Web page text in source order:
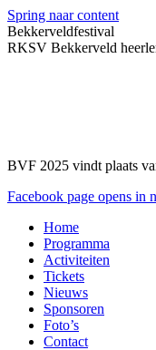
Spring naar content
Bekkerveldfestival
RKSV Bekkerveld
BVF 2025 vindt plaats
Facebook page opens in
Home
Programma
Activiteiten
Tickets
Nieuws
Sponsoren
Foto’s
Contact